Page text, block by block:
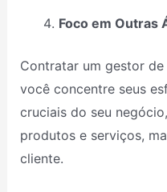
Foco em Outras
Contratar um gestor
você concentre seus
cruciais do seu
produtos e serviços,
cliente.